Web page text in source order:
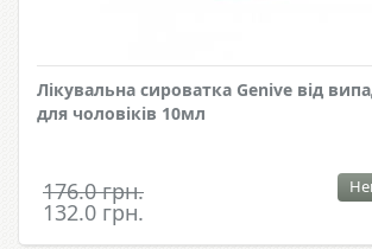
Лікувальна сироватка Genive від
для чоловіків 10мл
176.0 грн.
132.0 грн.